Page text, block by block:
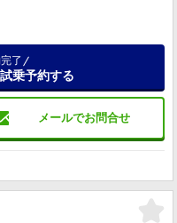
メールでお問合せ
了
乗予約する